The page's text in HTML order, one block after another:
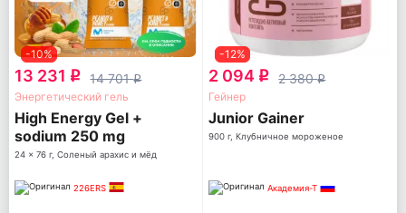
-10%
13 231 q 14 701q
Энергетический гель
High Energy Gel +
sodium 250 mg
24 x 76 г, Соленый арахис и мёд
226ERS
-12%
2 094 q 2 380q
Гейнер
Junior Gainer
900 г, Клубничное мороженое
Академия-Т